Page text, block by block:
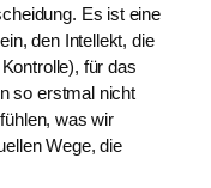
Es ist eine
den Intellekt, die
für das
so erstmal nicht
was wir
Wege, die